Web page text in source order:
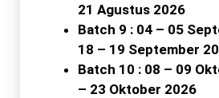
21 Agustus 2026
Batch 9 : 04 – 05
18 – 19 September
Batch 10 : 08 – 09
– 23 Oktober 2026